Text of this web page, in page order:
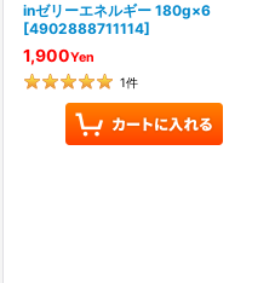
inゼリーエネルギー 180g×6
[4902888711114]
1,900Yen
1件